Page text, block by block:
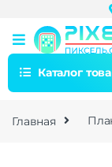
Каталог
Главная